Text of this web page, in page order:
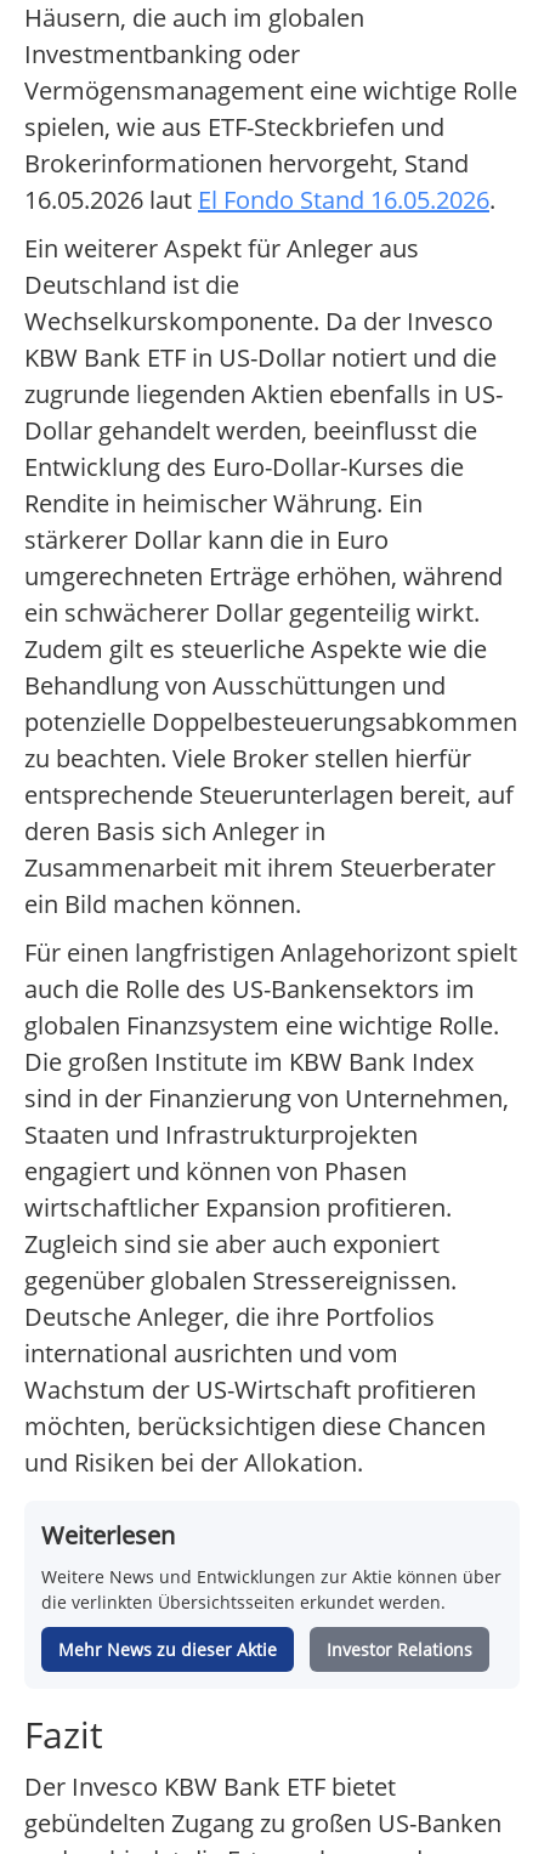
Häusern, die auch im globalen
Investmentbanking oder
Vermögensmanagement eine wichtige Rolle
spielen, wie aus ETF-Steckbriefen und
Brokerinformationen hervorgeht, Stand
16.05.2026 laut El Fondo Stand 16.05.2026.
Ein weiterer Aspekt für Anleger aus
Deutschland ist die
Wechselkurskomponente. Da der Invesco
KBW Bank ETF in US-Dollar notiert und die
zugrunde liegenden Aktien ebenfalls in US-
Dollar gehandelt werden, beeinflusst die
Entwicklung des Euro-Dollar-Kurses die
Rendite in heimischer Währung. Ein
stärkerer Dollar kann die in Euro
umgerechneten Erträge erhöhen, während
ein schwächerer Dollar gegenteilig wirkt.
Zudem gilt es steuerliche Aspekte wie die
Behandlung von Ausschüttungen und
potenzielle Doppelbesteuerungsabkommen
zu beachten. Viele Broker stellen hierfür
entsprechende Steuerunterlagen bereit, auf
deren Basis sich Anleger in
Zusammenarbeit mit ihrem Steuerberater
ein Bild machen können.
Für einen langfristigen Anlagehorizont spielt
auch die Rolle des US-Bankensektors im
globalen Finanzsystem eine wichtige Rolle.
Die großen Institute im KBW Bank Index
sind in der Finanzierung von Unternehmen,
Staaten und Infrastrukturprojekten
engagiert und können von Phasen
wirtschaftlicher Expansion profitieren.
Zugleich sind sie aber auch exponiert
gegenüber globalen Stressereignissen.
Deutsche Anleger, die ihre Portfolios
international ausrichten und vom
Wachstum der US-Wirtschaft profitieren
möchten, berücksichtigen diese Chancen
und Risiken bei der Allokation.
Weiterlesen
Weitere News und Entwicklungen zur Aktie können über
die verlinkten Übersichtsseiten erkundet werden.
Mehr News zu dieser Aktie Investor Relations
Fazit
Der Invesco KBW Bank ETF bietet
gebündelten Zugang zu großen US-Banken